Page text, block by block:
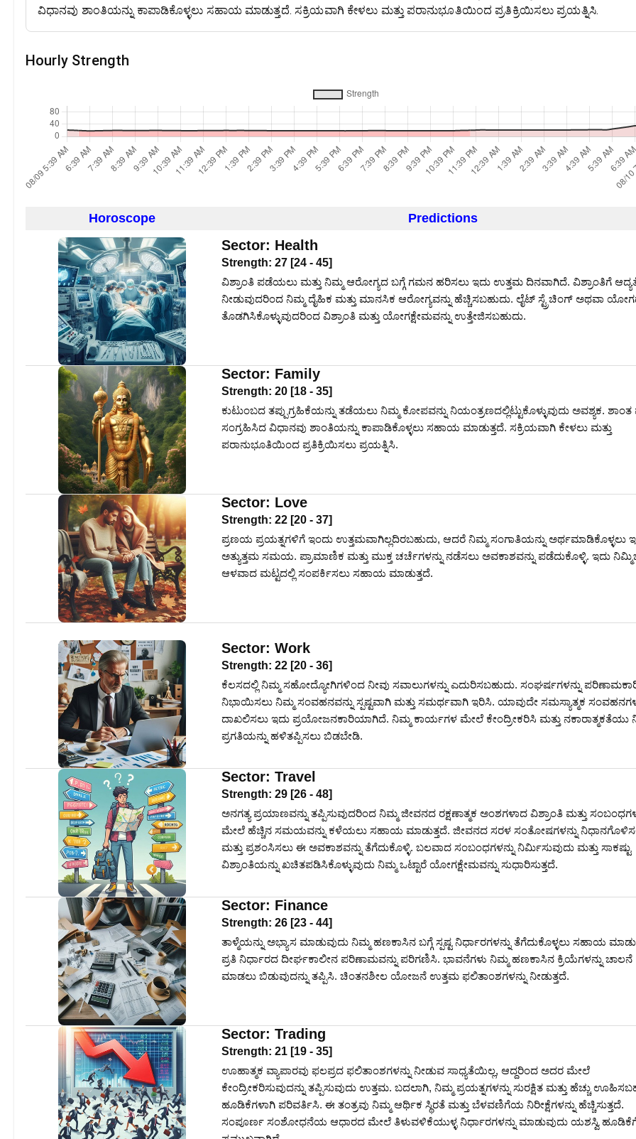
ವಿಧಾನವು ಶಾಂತಿಯನ್ನು ಕಾಪಾಡಿಕೊಳ್ಳಲು ಸಹಾಯ ಮಾಡುತ್ತದೆ. ಸಕ್ರಿಯವಾಗಿ ಕೇಳಲು ಮತ್ತು ಪರಾನುಭೂತಿಯಿಂದ ಪ್ರತಿಕ್ರಿಯಿಸಲು ಪ್ರಯತ್ನಿಸಿ.
Hourly Strength
Horoscope Predictions
Sector: Health
Strength: 27 [24 - 45]
ವಿಶ್ರಾಂತಿ ಪಡೆಯಲು ಮತ್ತು ನಿಮ್ಮ ಆರೋಗ್ಯದ ಬಗ್ಗೆ ಗಮನ ಹರಿಸಲು ಇದು ಉತ್ತಮ ದಿನವಾಗಿದೆ. ವಿಶ್ರಾಂತಿಗೆ
ನೀಡುವುದರಿಂದ ನಿಮ್ಮ ದೈಹಿಕ ಮತ್ತು ಮಾನಸಿಕ ಆರೋಗ್ಯವನ್ನು ಹೆಚ್ಚಿಸಬಹುದು. ಲೈಟ್ ಸ್ಟ್ರೆಚಿಂಗ್ ಅಥವಾ
ತೊಡಗಿಸಿಕೊಳ್ಳುವುದರಿಂದ ವಿಶ್ರಾಂತಿ ಮತ್ತು ಯೋಗಕ್ಷೇಮವನ್ನು ಉತ್ತೇಜಿಸಬಹುದು.
Sector: Family
Strength: 20 [18 - 35]
ಕುಟುಂಬದ ತಪ್ಪುಗ್ರಹಿಕೆಯನ್ನು ತಡೆಯಲು ನಿಮ್ಮ ಕೋಪವನ್ನು ನಿಯಂತ್ರಣದಲ್ಲಿಟ್ಟುಕೊಳ್ಳುವುದು ಅವಶ್ಯಕ. ಶಾಂತ
ಸಂಗ್ರಹಿಸಿದ ವಿಧಾನವು ಶಾಂತಿಯನ್ನು ಕಾಪಾಡಿಕೊಳ್ಳಲು ಸಹಾಯ ಮಾಡುತ್ತದೆ. ಸಕ್ರಿಯವಾಗಿ ಕೇಳಲು ಮತ್ತು
ಪರಾನುಭೂತಿಯಿಂದ ಪ್ರತಿಕ್ರಿಯಿಸಲು ಪ್ರಯತ್ನಿಸಿ.
Sector: Love
Strength: 22 [20 - 37]
ಪ್ರಣಯ ಪ್ರಯತ್ನಗಳಿಗೆ ಇಂದು ಉತ್ತಮವಾಗಿಲ್ಲದಿರಬಹುದು, ಆದರೆ ನಿಮ್ಮ ಸಂಗಾತಿಯನ್ನು ಅರ್ಥಮಾಡಿಕೊಳ್ಳಲು
ಅತ್ಯುತ್ತಮ ಸಮಯ. ಪ್ರಾಮಾಣಿಕ ಮತ್ತು ಮುಕ್ತ ಚರ್ಚೆಗಳನ್ನು ನಡೆಸಲು ಅವಕಾಶವನ್ನು ಪಡೆದುಕೊಳ್ಳಿ. ಇದು
ಆಳವಾದ ಮಟ್ಟದಲ್ಲಿ ಸಂಪರ್ಕಿಸಲು ಸಹಾಯ ಮಾಡುತ್ತದೆ.
Sector: Work
Strength: 22 [20 - 36]
ಕೆಲಸದಲ್ಲಿ ನಿಮ್ಮ ಸಹೋದ್ಯೋಗಿಗಳಿಂದ ನೀವು ಸವಾಲುಗಳನ್ನು ಎದುರಿಸಬಹುದು. ಸಂಘರ್ಷಗಳನ್ನು
ನಿಭಾಯಿಸಲು ನಿಮ್ಮ ಸಂವಹನವನ್ನು ಸ್ಪಷ್ಟವಾಗಿ ಮತ್ತು ಸಮರ್ಥವಾಗಿ ಇರಿಸಿ. ಯಾವುದೇ ಸಮಸ್ಯಾತ್ಮಕ
ದಾಖಲಿಸಲು ಇದು ಪ್ರಯೋಜನಕಾರಿಯಾಗಿದೆ. ನಿಮ್ಮ ಕಾರ್ಯಗಳ ಮೇಲೆ ಕೇಂದ್ರೀಕರಿಸಿ ಮತ್ತು ನಕಾರಾತ್ಮಕತೆಯು
ಪ್ರಗತಿಯನ್ನು ಹಳಿತಪ್ಪಿಸಲು ಬಿಡಬೇಡಿ.
Sector: Travel
Strength: 29 [26 - 48]
ಅನಗತ್ಯ ಪ್ರಯಾಣವನ್ನು ತಪ್ಪಿಸುವುದರಿಂದ ನಿಮ್ಮ ಜೀವನದ ರಕ್ಷಣಾತ್ಮಕ ಅಂಶಗಳಾದ ವಿಶ್ರಾಂತಿ ಮತ್ತು
ಮೇಲೆ ಹೆಚ್ಚಿನ ಸಮಯವನ್ನು ಕಳೆಯಲು ಸಹಾಯ ಮಾಡುತ್ತದೆ. ಜೀವನದ ಸರಳ ಸಂತೋಷಗಳನ್ನು
ಮತ್ತು ಪ್ರಶಂಸಿಸಲು ಈ ಅವಕಾಶವನ್ನು ತೆಗೆದುಕೊಳ್ಳಿ. ಬಲವಾದ ಸಂಬಂಧಗಳನ್ನು ನಿರ್ಮಿಸುವುದು ಮತ್ತು ಸಾಕಷ್ಟು
ವಿಶ್ರಾಂತಿಯನ್ನು ಖಚಿತಪಡಿಸಿಕೊಳ್ಳುವುದು ನಿಮ್ಮ ಒಟ್ಟಾರೆ ಯೋಗಕ್ಷೇಮವನ್ನು ಸುಧಾರಿಸುತ್ತದೆ.
Sector: Finance
Strength: 26 [23 - 44]
ತಾಳ್ಮೆಯನ್ನು ಅಭ್ಯಾಸ ಮಾಡುವುದು ನಿಮ್ಮ ಹಣಕಾಸಿನ ಬಗ್ಗೆ ಸ್ಪಷ್ಟ ನಿರ್ಧಾರಗಳನ್ನು ತೆಗೆದುಕೊಳ್ಳಲು ಸಹಾಯ
ಪ್ರತಿ ನಿರ್ಧಾರದ ದೀರ್ಘಕಾಲೀನ ಪರಿಣಾಮವನ್ನು ಪರಿಗಣಿಸಿ. ಭಾವನೆಗಳು ನಿಮ್ಮ ಹಣಕಾಸಿನ ಕ್ರಿಯೆಗಳನ್ನು ಚಾಲನೆ
ಮಾಡಲು ಬಿಡುವುದನ್ನು ತಪ್ಪಿಸಿ. ಚಿಂತನಶೀಲ ಯೋಜನೆ ಉತ್ತಮ ಫಲಿತಾಂಶಗಳನ್ನು ನೀಡುತ್ತದೆ.
Sector: Trading
Strength: 21 [19 - 35]
ಊಹಾತ್ಮಕ ವ್ಯಾಪಾರವು ಫಲಪ್ರದ ಫಲಿತಾಂಶಗಳನ್ನು ನೀಡುವ ಸಾಧ್ಯತೆಯಿಲ್ಲ, ಆದ್ದರಿಂದ ಅದರ ಮೇಲೆ
ಕೇಂದ್ರೀಕರಿಸುವುದನ್ನು ತಪ್ಪಿಸುವುದು ಉತ್ತಮ. ಬದಲಾಗಿ, ನಿಮ್ಮ ಪ್ರಯತ್ನಗಳನ್ನು ಸುರಕ್ಷಿತ ಮತ್ತು ಹೆಚ್ಚು
ಹೂಡಿಕೆಗಳಾಗಿ ಪರಿವರ್ತಿಸಿ. ಈ ತಂತ್ರವು ನಿಮ್ಮ ಆರ್ಥಿಕ ಸ್ಥಿರತೆ ಮತ್ತು ಬೆಳವಣಿಗೆಯ ನಿರೀಕ್ಷೆಗಳನ್ನು ಹೆಚ್ಚಿಸುತ್ತದೆ.
ಸಂಪೂರ್ಣ ಸಂಶೋಧನೆಯ ಆಧಾರದ ಮೇಲೆ ತಿಳುವಳಿಕೆಯುಳ್ಳ ನಿರ್ಧಾರಗಳನ್ನು ಮಾಡುವುದು ಯಶಸ್ವಿ